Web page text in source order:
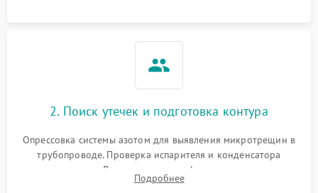
1800 ₽
2. Поиск утечек и подготовка контура
Опрессовка системы азотом для выявления микротрещин в
трубопроводе. Проверка испарителя и конденсатора
течеискателем. Демонтаж старого фильтра-осушителя и
продувка капиллярной трубки для устранения засоров.
Подробнее